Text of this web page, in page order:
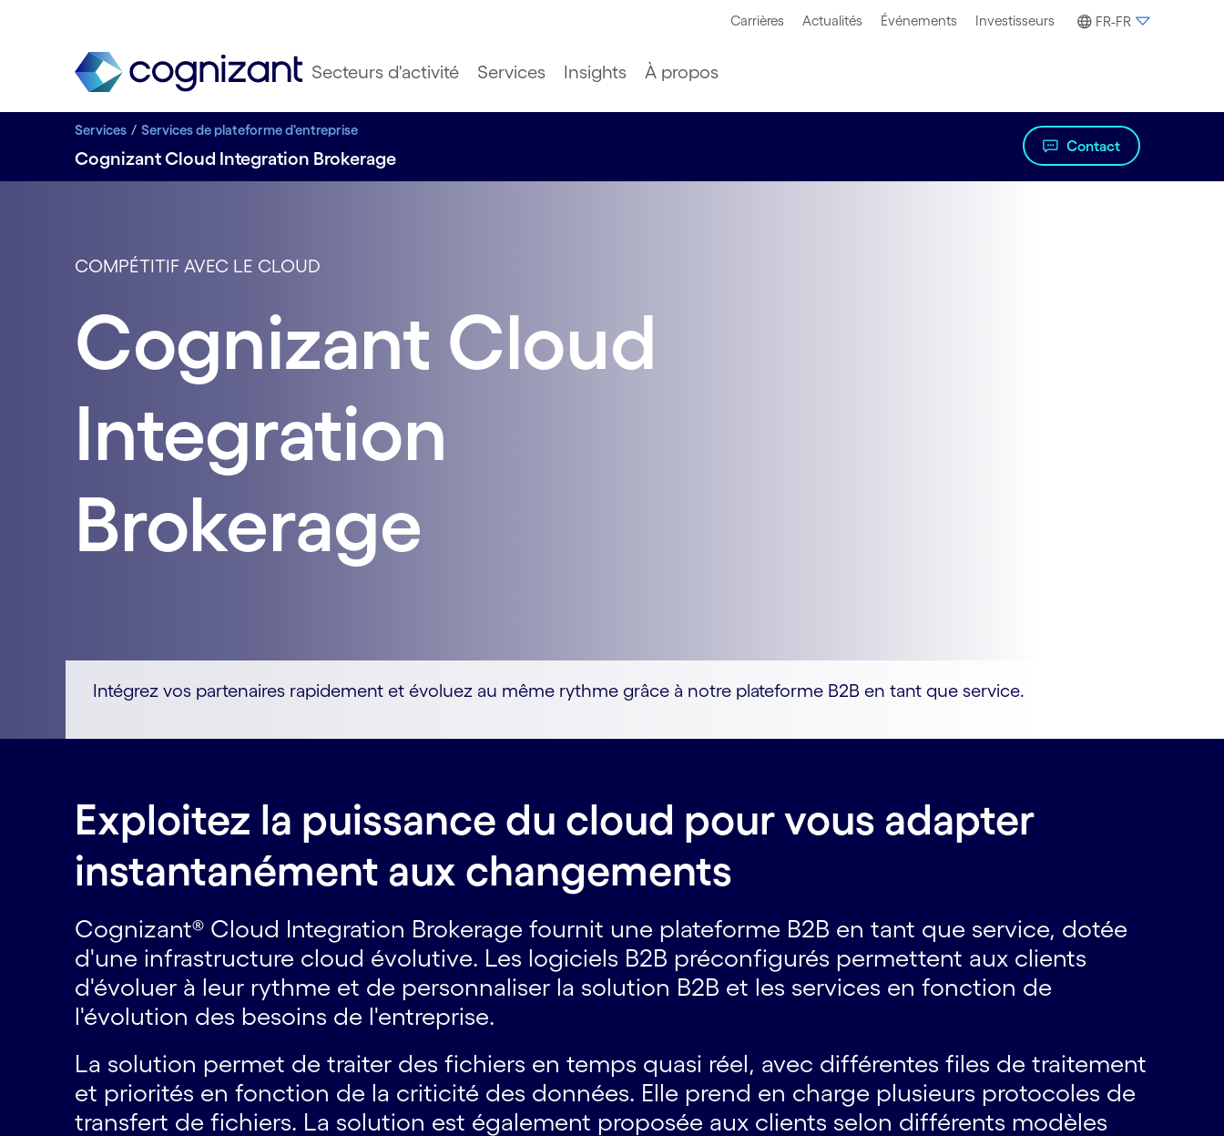
Carrières Actualités Événements Investisseurs FR-FR
Secteurs d'activité Services Insights À propos
Services Services de plateforme d'entreprise
Cognizant Cloud Integration Brokerage
Contact
COMPÉTITIF AVEC LE CLOUD
Cognizant Cloud
Integration
Brokerage
Intégrez vos partenaires rapidement et évoluez au même rythme grâce à notre plateforme B2B en tant que service.
Exploitez la puissance du cloud pour vous adapter
instantanément aux changements
Cognizant® Cloud Integration Brokerage fournit une plateforme B2B en tant que service, dotée
d'une infrastructure cloud évolutive. Les logiciels B2B préconfigurés permettent aux clients
d'évoluer à leur rythme et de personnaliser la solution B2B et les services en fonction de
l'évolution des besoins de l'entreprise.
La solution permet de traiter des fichiers en temps quasi réel, avec différentes files de traitement
et priorités en fonction de la criticité des données. Elle prend en charge plusieurs protocoles de
transfert de fichiers. La solution est également proposée aux clients selon différents modèles